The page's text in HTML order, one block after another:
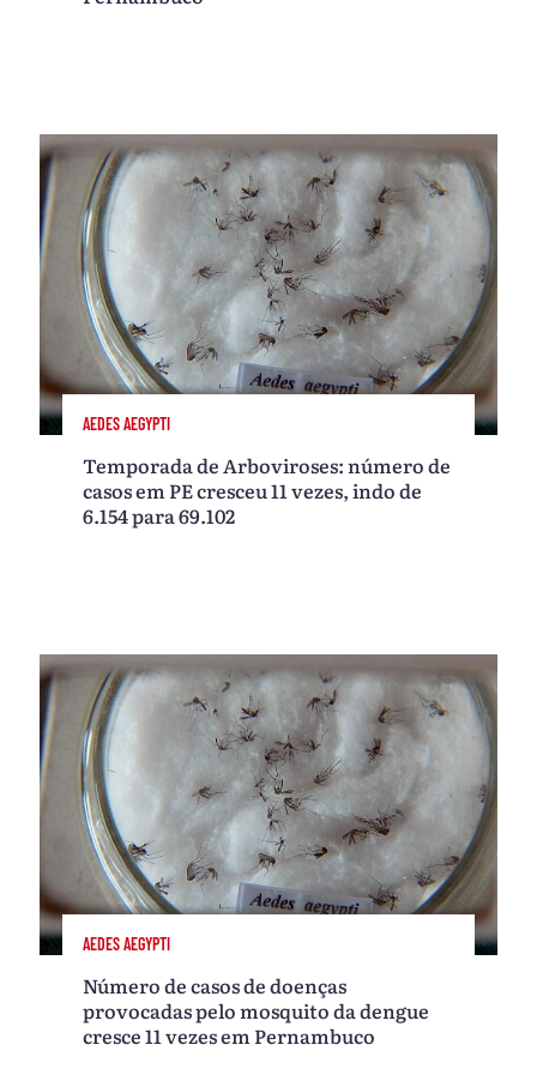
AEDES AEGYPTI
Temporada de Arboviroses: número de
casos em PE cresceu 11 vezes, indo de
6.154 para 69.102
AEDES AEGYPTI
Número de casos de doenças
provocadas pelo mosquito da dengue
cresce 11 vezes em Pernambuco